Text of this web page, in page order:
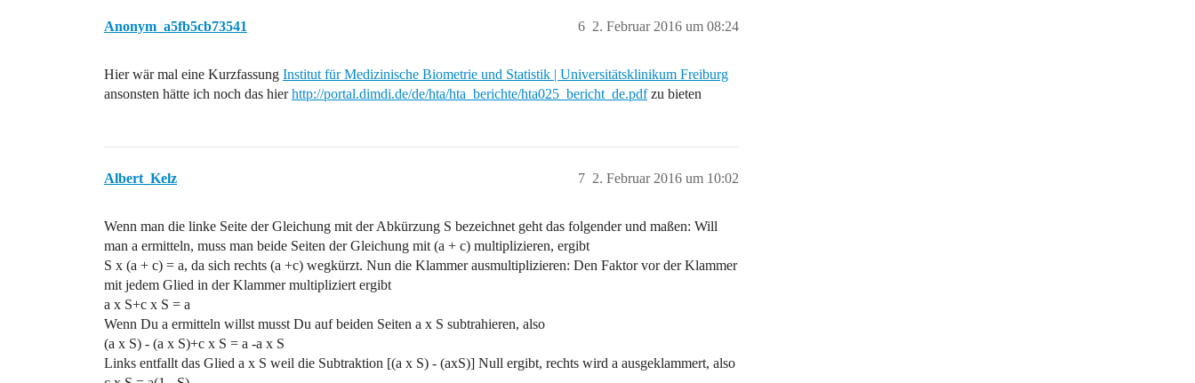
Anonym_a5fb5cb73541 2. Februar 2016 um 08:24
6
Hier wär mal eine Kurzfassung Institut für Medizinische Biometrie und Statistik | Universitätsklinikum Freiburg
ansonsten hätte ich noch das hierhttp://portal.dimdi.de/de/hta/hta_berichte/hta025_bericht_de.pdfzu bieten
Albert_Kelz 2. Februar 2016 um 10:02
7
Wenn man die linke Seite der Gleichung mit der Abkürzung S bezeichnet geht das folgender und maßen: Will
man a ermitteln, muss man beide Seiten der Gleichung mit (a + c) multiplizieren, ergibt
S x (a + c) = a, da sich rechts (a +c) wegkürzt. Nun die Klammer ausmultiplizieren: Den Faktor vor der Klammer
mit jedem Glied in der Klammer multipliziert ergibt
a x S+c x S = a
Wenn Du a ermitteln willst musst Du auf beiden Seiten a x S subtrahieren, also
(a x S) - (a x S)+c x S = a -a x S
Links entfallt das Glied a x S weil die Subtraktion [(a x S) - (axS)] Null ergibt, rechts wird a ausgeklammert, also